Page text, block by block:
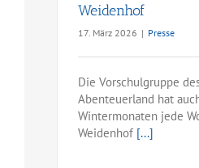
Weidenhof
17. März 2026 | Presse
Die Vorschulgruppe
Abenteuerland hat
Wintermonaten jede
Weidenhof[...]